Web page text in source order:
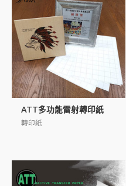
ATT多功能雷射轉印紙
轉印紙